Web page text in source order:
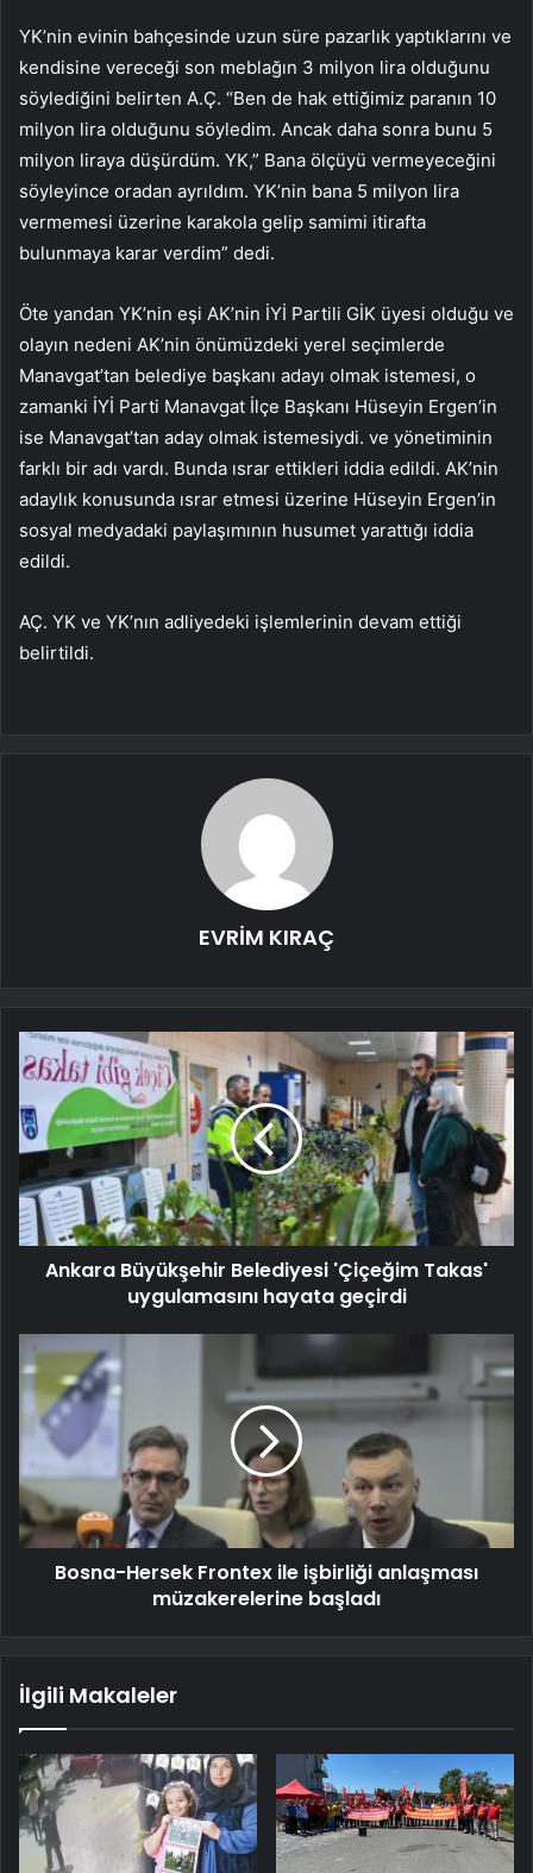
YK’nin evinin bahçesinde uzun süre pazarlık yaptıklarını ve
kendisine vereceği son meblağın 3 milyon lira olduğunu
söylediğini belirten A.Ç. “Ben de hak ettiğimiz paranın 10
milyon lira olduğunu söyledim. Ancak daha sonra bunu 5
milyon liraya düşürdüm. YK,” Bana ölçüyü vermeyeceğini
söyleyince oradan ayrıldım. YK’nin bana 5 milyon lira
vermemesi üzerine karakola gelip samimi itirafta
bulunmaya karar verdim” dedi.
Öte yandan YK’nin eşi AK’nin İYİ Partili GİK üyesi olduğu ve
olayın nedeni AK’nin önümüzdeki yerel seçimlerde
Manavgat’tan belediye başkanı adayı olmak istemesi, o
zamanki İYİ Parti Manavgat İlçe Başkanı Hüseyin Ergen’in
ise Manavgat’tan aday olmak istemesiydi. ve yönetiminin
farklı bir adı vardı. Bunda ısrar ettikleri iddia edildi. AK’nin
adaylık konusunda ısrar etmesi üzerine Hüseyin Ergen’in
sosyal medyadaki paylaşımının husumet yarattığı iddia
edildi.
AÇ. YK ve YK’nın adliyedeki işlemlerinin devam ettiği
belirtildi.
EVRİM KIRAÇ
Ankara Büyükşehir Belediyesi 'Çiçeğim Takas'
uygulamasını hayata geçirdi
Bosna-Hersek Frontex ile işbirliği anlaşması
müzakerelerine başladı
İlgili Makaleler